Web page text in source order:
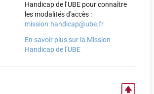
Handicap de l’UBE pour connaître
les modalités d'accès :
mission.handicap@ube.fr
En savoir plus sur la Mission
Handicap de l’UBE